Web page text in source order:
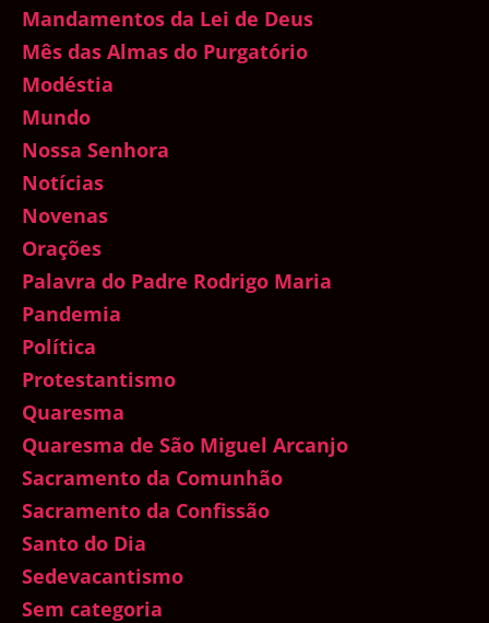
Mandamentos da Lei de Deus
Mês das Almas do Purgatório
Modéstia
Mundo
Nossa Senhora
Notícias
Novenas
Orações
Palavra do Padre Rodrigo Maria
Pandemia
Política
Protestantismo
Quaresma
Quaresma de São Miguel Arcanjo
Sacramento da Comunhão
Sacramento da Confissão
Santo do Dia
Sedevacantismo
Sem categoria